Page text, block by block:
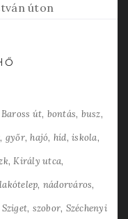
úton
Baross út bontás busz
győr hajó híd iskola
Király utca
lakótelep nádorváros
Sziget szobor Széchenyi